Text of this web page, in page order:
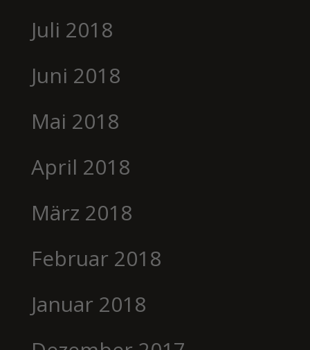
Juli 2018
Juni 2018
Mai 2018
April 2018
März 2018
Februar 2018
Januar 2018